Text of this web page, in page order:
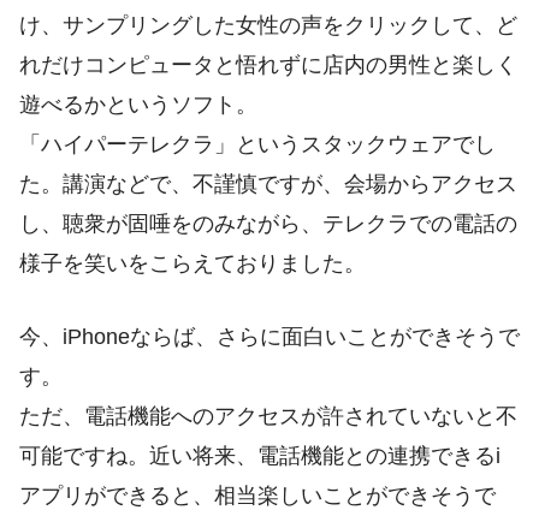
け、サンプリングした女性の声をクリックして、ど
れだけコンピュータと悟れずに店内の男性と楽しく
遊べるかというソフト。
「ハイパーテレクラ」というスタックウェアでし
た。講演などで、不謹慎ですが、会場からアクセス
し、聴衆が固唾をのみながら、テレクラでの電話の
様子を笑いをこらえておりました。
今、iPhoneならば、さらに面白いことができそうで
す。
ただ、電話機能へのアクセスが許されていないと不
可能ですね。近い将来、電話機能との連携できるi
アプリができると、相当楽しいことができそうで